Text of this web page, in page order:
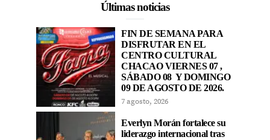
Últimas noticias
FIN DE SEMANA PARA
DISFRUTAR EN EL
CENTRO CULTURAL
CHACAO VIERNES 07 ,
SÁBADO 08 Y DOMINGO
09 DE AGOSTO DE 2026.
7 agosto, 2026
Everlyn Morán fortalece su
liderazgo internacional tras